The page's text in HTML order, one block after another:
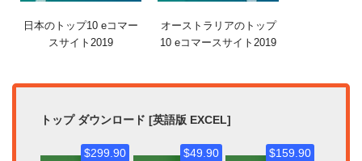
日本のトップ10 eコマー
スサイト2019
オーストラリアのトップ
10 eコマースサイト2019
トップ ダウンロード [英語版 EXCEL]
$299.90 $49.90 $159.90